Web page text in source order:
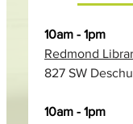
10am - 1pm
Redmond
827 SW
10am - 1pm